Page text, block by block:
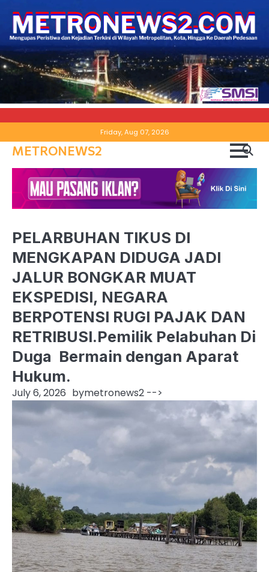
to
content
Friday, Aug 07, 2026
METRONEWS2
PELARBUHAN TIKUS DI
MENGKAPAN DIDUGA JADI
JALUR BONGKAR MUAT
EKSPEDISI, NEGARA
BERPOTENSI RUGI PAJAK DAN
RETRIBUSI.Pemilik Pelabuhan Di
Duga Bermain dengan Aparat
Hukum.
July 6, 2026 bymetronews2 -->